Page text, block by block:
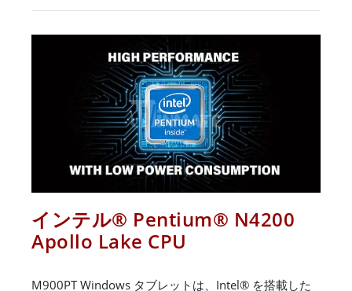
インテル® Pentium® N4200
Apollo Lake CPU
M900PT Windows タブレットは、Intel® を搭載した